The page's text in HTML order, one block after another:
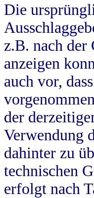
Die
z.B. nach
anzeigen
auch vor,
der
Verwendung
dahinter zu
technischen
erfolgt nach